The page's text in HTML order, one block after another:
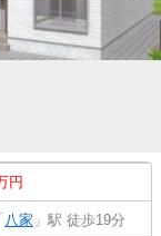
円
八家 」駅 徒歩19分